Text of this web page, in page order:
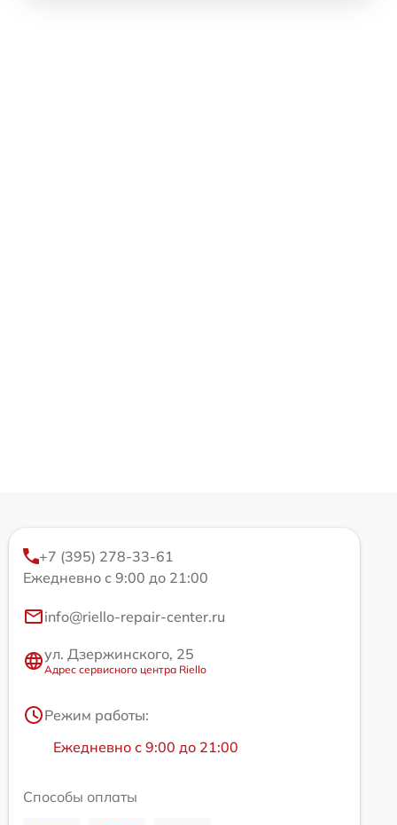
+7 (395) 278-33-61
Ежедневно с 9:00 до 21:00
info@riello-repair-center.ru
ул. Дзержинского, 25
Адрес сервисного центра Riello
Режим работы:
Ежедневно с 9:00 до 21:00
Способы оплаты